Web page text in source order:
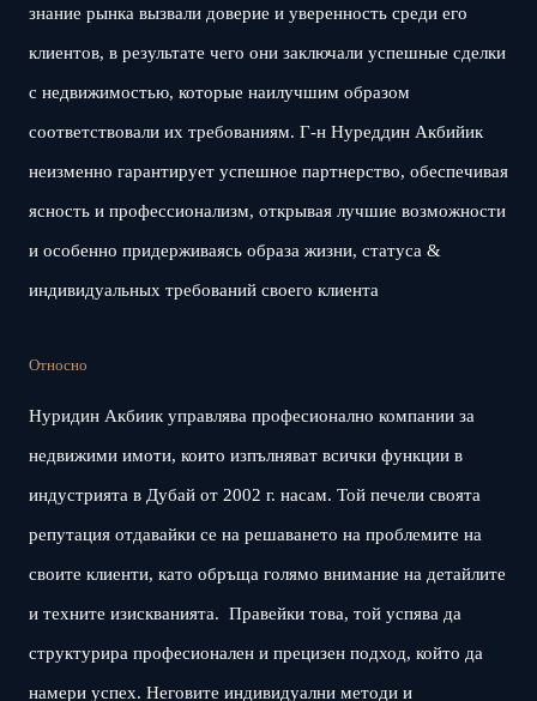
знание рынка вызвали доверие и уверенность среди его
клиентов, в результате чего они заключали успешные сделки
с недвижимостью, которые наилучшим образом
соответствовали их требованиям. Г-н Нуреддин Акбийик
неизменно гарантирует успешное партнерство, обеспечивая
ясность и профессионализм, открывая лучшие возможности
и особенно придерживаясь образа жизни, статуса &
индивидуальных требований своего клиента
Относно
Нуридин Акбиик управлява професионално компании за
недвижими имоти, които изпълняват всички функции в
индустрията в Дубай от 2002 г. насам. Той печели своята
репутация отдавайки се на решаването на проблемите на
своите клиенти, като обръща голямо внимание на детайлите
и техните изискванията. Правейки това, той успява да
структурира професионален и прецизен подход, който да
намери успех. Неговите индивидуални методи и